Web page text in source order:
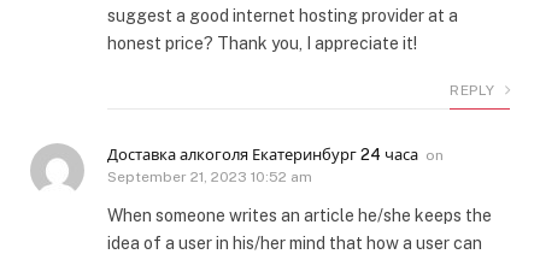
suggest a good internet hosting provider at a
honest price? Thank you, I appreciate it!
REPLY
Доставка алкоголя Екатеринбург 24 часа on
September 21, 2023 10:52 am
When someone writes an article he/she keeps the
idea of a user in his/her mind that how a user can